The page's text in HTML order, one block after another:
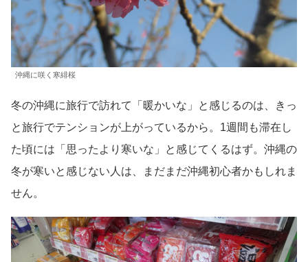
沖縄に咲く寒緋桜
冬の沖縄に旅行で訪れて「暖かいな」と感じるのは、きっ
と旅行でテンションが上がっているから。1週間も滞在し
た頃には「思ったより寒いな」と感じてくるはず。沖縄の
冬が寒いと感じない人は、まだまだ沖縄初心者かもしれま
せん。